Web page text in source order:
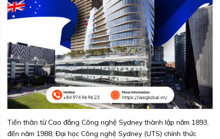
Tiền thân từ Cao đẳng Công nghệ Sydney thành lập năm 1893,
đến năm 1988, Đại học Công nghệ Sydney (UTS) chính thức